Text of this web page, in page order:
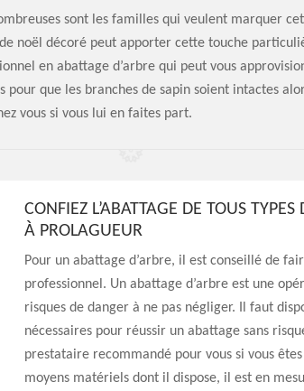
sont les familles qui veulent marquer
noël décoré peut apporter cette touche
en abattage d’arbre qui peut vous
pour que les branches de sapin soient intactes
vous si vous lui en faites part.
CONFIEZ L’ABATTAGE DE TOUS
À PROLAGUEUR
Pour un abattage d’arbre, il est conseillé de
professionnel. Un abattage d’arbre est une
risques de danger à ne pas négliger. Il faut
nécessaires pour réussir un abattage sans
prestataire recommandé pour vous si vous
moyens matériels dont il dispose, il est en